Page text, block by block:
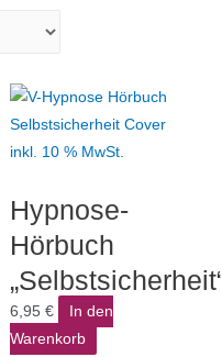
inkl. 10 % MwSt.
Hypnose-
Hörbuch
6,95 €
In den
Warenkorb